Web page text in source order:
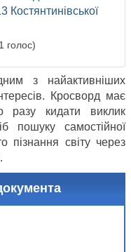
Костянтинівської
голос)
з найактивніших
Кросворд має
разу кидати виклик
пошуку самостійної
пізнання світу через